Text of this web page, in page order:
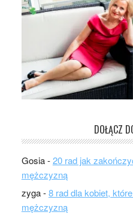
DOŁĄCZ
Gosia-20 rad jak
mężczyzną
zyga-8 rad dla kobiet,
mężczyzną